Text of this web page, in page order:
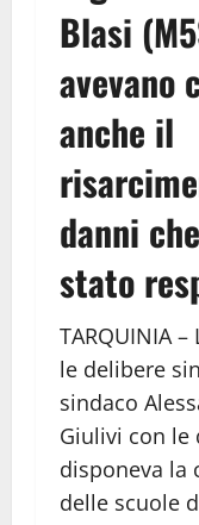
Blasi
avevano
anche il
danni
stato
TARQUINIA
le delibere
sindaco
Giulivi con le
disponeva la
delle scuole